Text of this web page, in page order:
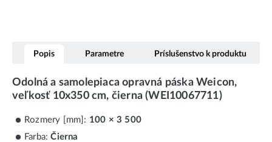
Popis Parametre Príslušenstvo k produktu
Odolná a samolepiaca opravná páska Weicon,
veľkosť 10x350 cm, čierna (WEI10067711)
Rozmery [mm]: 100 × 3 500
Farba:Čierna